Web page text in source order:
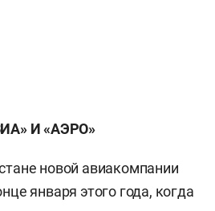
И «АЭРО»
новой авиакомпании
января этого года, когда